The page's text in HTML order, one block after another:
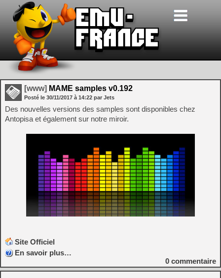
[www] MAME samples v0.192
Posté le 30/11/2017 à 14:22 par Jets
Des nouvelles versions des samples sont disponibles chez
Antopisa et également sur notre miroir.
Site Officiel
En savoir plus…
0 commentaire